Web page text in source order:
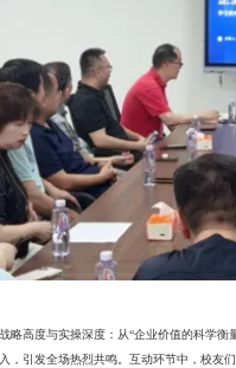
略高度与实操深度：从“企业价值的科学衡
，引发全场热烈共鸣。互动环节中，校友